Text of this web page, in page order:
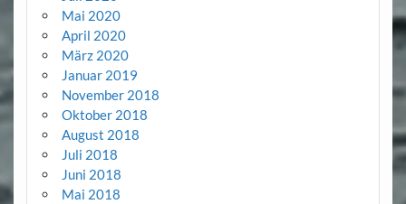
Mai 2020
April 2020
März 2020
Januar 2019
November 2018
Oktober 2018
August 2018
Juli 2018
Juni 2018
Mai 2018